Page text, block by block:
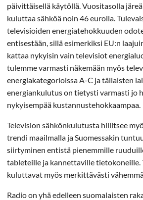
päivittäisellä käytöllä. Vuositasolla
kuluttaa sähköä noin 46 eurolla.
televisioiden energiatehokkuuden
entisestään, sillä esimerkiksi EU:n
kattaa nykyisin vain televisiot
tulemme varmasti näkemään myös
energiakategorioissa A-C ja tällaisten
energiankulutus on tietysti varmasti jo
nykyisempää kustannustehokkaampaa.
Television sähkönkulutusta hillitsee
trendi maailmalla ja Suomessakin
siirtyminen entistä pienemmille
tableteille ja kannettaville tietokoneille.
kuluttavat myös merkittävästi
Radio on yhä edelleen suomalaisten